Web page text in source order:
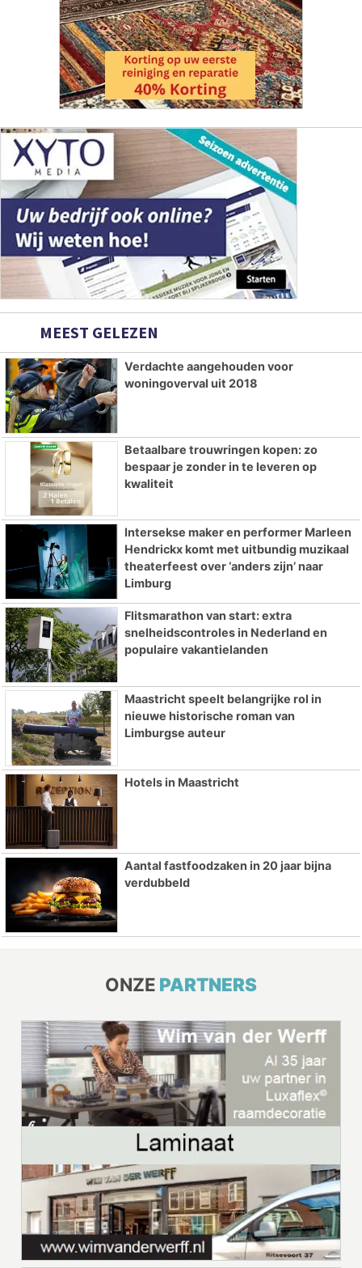
MEEST GELEZEN
Verdachte aangehouden voor
woningoverval uit 2018
Betaalbare trouwringen kopen: zo
bespaar je zonder in te leveren op
kwaliteit
Intersekse maker en performer Marleen
Hendrickx komt met uitbundig muzikaal
theaterfeest over ‘anders zijn’ naar
Limburg
Flitsmarathon van start: extra
snelheidscontroles in Nederland en
populaire vakantielanden
Maastricht speelt belangrijke rol in
nieuwe historische roman van
Limburgse auteur
Hotels in Maastricht
Aantal fastfoodzaken in 20 jaar bijna
verdubbeld
ONZE PARTNERS